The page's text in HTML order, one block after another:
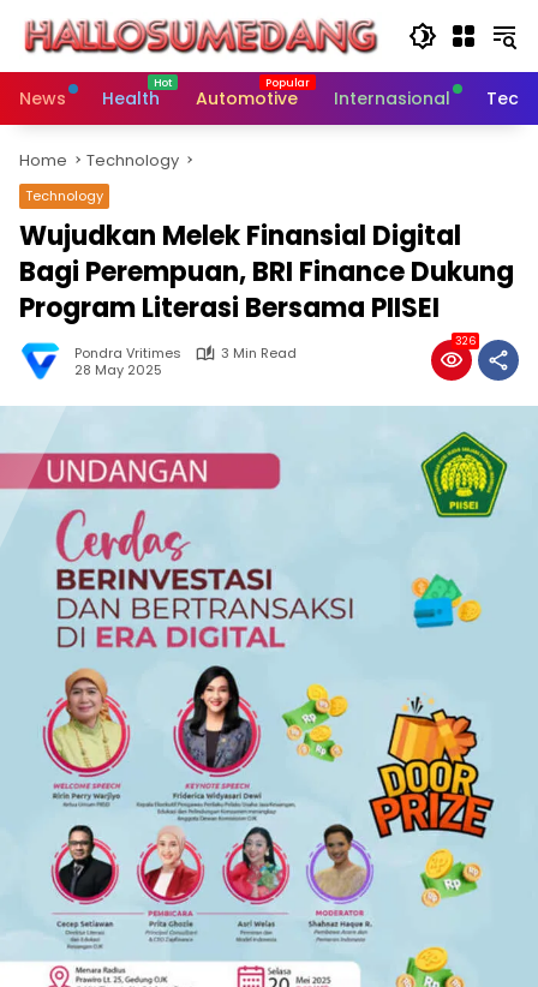
content
News
Health Automotive Internasional
Home Technology
Technology
Wujudkan Melek Finansial Digital
Bagi Perempuan, BRI Finance Dukung
Program Literasi Bersama PIISEI
Pondra Vritimes
3 Min Read
28 May 2025
326